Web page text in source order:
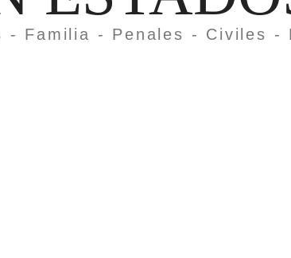
- Familia - Penales - Civiles -